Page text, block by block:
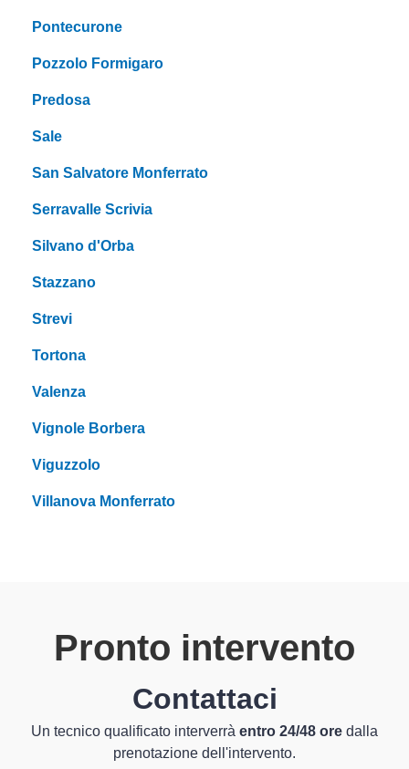
Pontecurone
Pozzolo Formigaro
Predosa
Sale
San Salvatore Monferrato
Serravalle Scrivia
Silvano d'Orba
Stazzano
Strevi
Tortona
Valenza
Vignole Borbera
Viguzzolo
Villanova Monferrato
Pronto intervento
Contattaci
Un tecnico qualificato interverrà entro 24/48 ore dalla
prenotazione dell'intervento.